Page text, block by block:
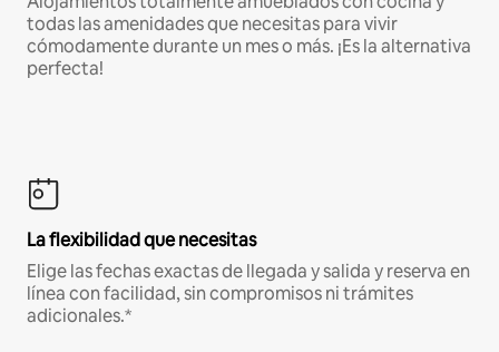
todas las amenidades que necesitas para vivir
cómodamente durante un mes o más. ¡Es la alternativa
perfecta!
La flexibilidad que necesitas
Elige las fechas exactas de llegada y salida y reserva en
línea con facilidad, sin compromisos ni trámites
adicionales.*